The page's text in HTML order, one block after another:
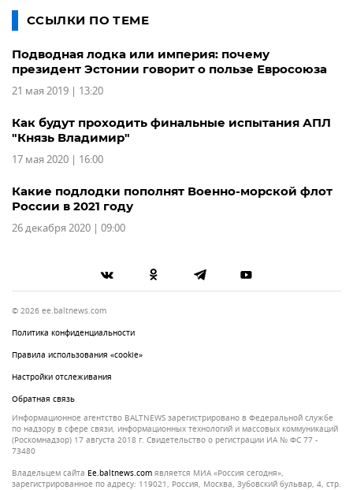
ССЫЛКИ ПО ТЕМЕ
Подводная лодка или империя: почему
президент Эстонии говорит о пользе Евросоюза
21 мая 2019 | 13:20
Как будут проходить финальные испытания АПЛ
"Князь Владимир"
17 мая 2020 | 16:00
Какие подлодки пополнят Военно-морской флот
России в 2021 году
26 декабря 2020 | 09:00
© 2026 ee.baltnews.com
Политика конфиденциальности
Правила использования «cookie»
Настройки отслеживания
Обратная связь
Информационное агентство BALTNEWS зарегистрировано в Федеральной службе
по надзору в сфере связи, информационных технологий и массовых коммуникаций
(Роскомнадзор) 17 августа 2018 г. Свидетельство о регистрации ИА № ФС 77 -
73480
Владельцем сайта
ee.baltnews.com является МИА «Россия сегодня»,
зарегистрированное по адресу: 119021, Россия, Москва, Зубовский бульвар, 4, стр.